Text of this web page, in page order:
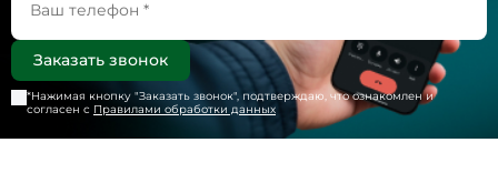
*Нажимая кнопку "Заказать звонок", подтверждаю, что ознакомлен и
согласен с Правилами обработки данных